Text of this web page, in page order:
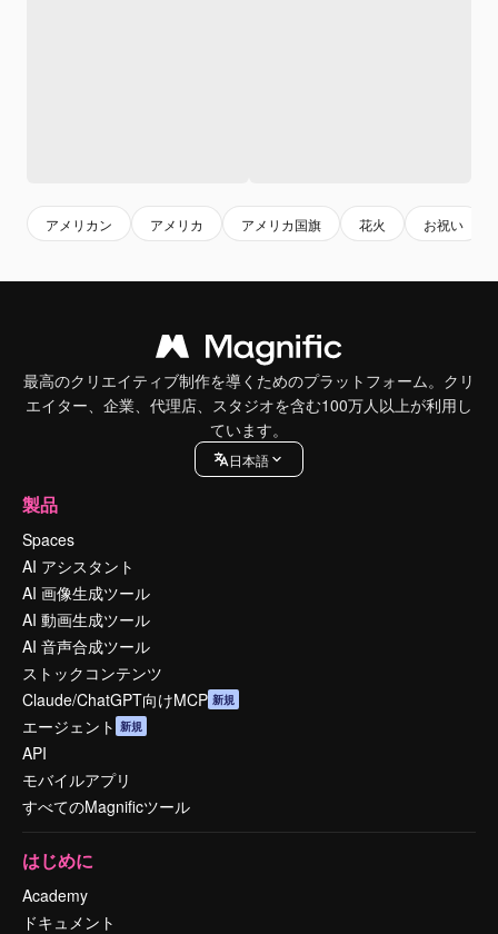
アメリカン アメリカ アメリカ国旗 花火 お祝い
最高のクリエイティブ制作を導くためのプラットフォーム。クリ
エイター、企業、代理店、スタジオを含む100万人以上が利用し
ています。
日本語
製品
Spaces
AI アシスタント
AI 画像生成ツール
AI 動画生成ツール
AI 音声合成ツール
ストックコンテンツ
Claude/ChatGPT向けMCP 新規
エージェント 新規
API
モバイルアプリ
すべてのMagnificツール
はじめに
Academy
ドキュメント